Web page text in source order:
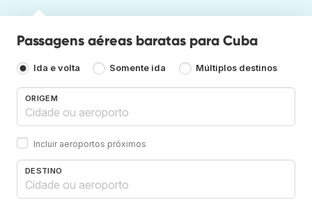
Passagens aéreas baratas para Cuba
Ida e volta Somente ida Múltiplos destinos
ORIGEM
Incluir aeroportos próximos
DESTINO